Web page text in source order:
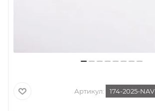
Артикул: 174-2025-NAV